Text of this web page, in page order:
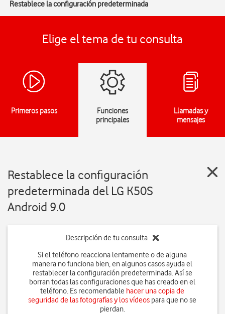
Restablece la configuración predeterminada
Elige el tema de tu consulta
Primeros pasos
Funciones
principales
Llamadas y
mensajes
Restablece la configuración
predeterminada del LG K50S
Android 9.0
Descripción de tu consulta
Si el teléfono reacciona lentamente o de alguna
manera no funciona bien, en algunos casos ayuda el
restablecer la configuración predeterminada. Así se
borran todas las configuraciones que has creado en el
teléfono. Es recomendable hacer una copia de
seguridad de las fotografías y los vídeos para que no se
pierdan.